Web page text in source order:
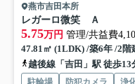
燕市吉田本所
レガーロ微笑 Ａ
5.75万円 管理/共益費
47.81㎡ (1LDK) /築6年 /2階
越後線「吉田」駅 徒歩13
駐輪場 防犯カメラ 浄